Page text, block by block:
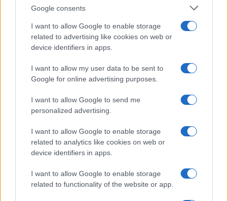
Google consents
I want to allow Google to enable storage
related to advertising like cookies on web or
device identifiers in apps.
I want to allow my user data to be sent to
Google for online advertising purposes.
I want to allow Google to send me
personalized advertising.
I want to allow Google to enable storage
related to analytics like cookies on web or
device identifiers in apps.
I want to allow Google to enable storage
related to functionality of the website or app.
Infos Rédaction